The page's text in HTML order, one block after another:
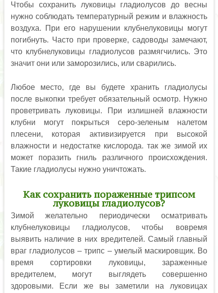
Чтобы сохранить луковицы гладиолусов до весны
нужно соблюдать температурный режим и влажность
воздуха. При его нарушении клубнелуковицы могут
погибнуть. Часто при проверке, садоводы замечают,
что клубнелуковицы гладиолусов размягчились. Это
значит они или заморозились, или сварились.
Любое место, где вы будете хранить гладиолусы
после выкопки требует обязательный осмотр. Нужно
проветривать луковицы. При излишней влажности
клубни могут покрыться серо-зеленым налетом
плесени, которая активизируется при высокой
влажности и недостатке кислорода. так же зимой их
может поразить гниль различного происхождения.
Такие гладиолусы нужно уничтожать.
Как сохранить пораженные трипсом
луковицы гладиолусов?
Зимой желательно периодически осматривать
клубнелуковицы гладиолусов, чтобы вовремя
выявить наличие в них вредителей. Самый главный
враг гладиолусов – трипс – умелый маскировщик. Во
время сортировки луковицы, зараженные
вредителем, могут выглядеть совершенно
здоровыми. Если же вы заметили на луковицах